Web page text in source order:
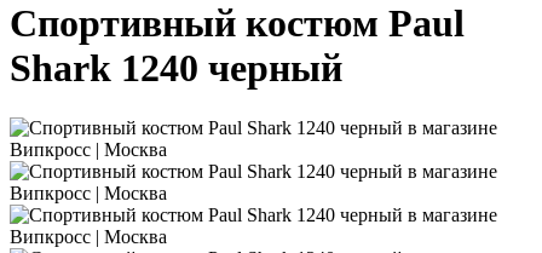
Спортивный костюм Paul
Shark 1240 черный